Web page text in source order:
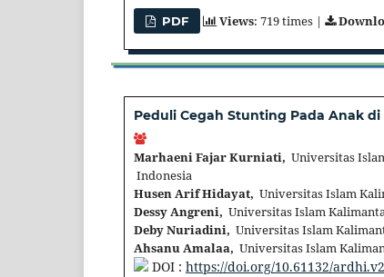
PDF Views: 719 times |
Peduli Cegah Stunting Pada Anak di
Marhaeni Fajar Kurniati, Universitas
Indonesia
Husen Arif Hidayat, Universitas Islam
Dessy Angreni, Universitas Islam
Deby Nuriadini, Universitas Islam
Ahsanu Amalaa, Universitas Islam
DOI : https://doi.org/10.61132/